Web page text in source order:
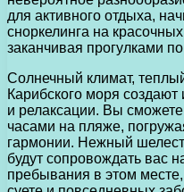
для активного отдыха,
сноркелинга на
заканчивая прогулками
Солнечный климат,
Карибского моря
и релаксации. Вы
часами на пляже,
гармонии. Нежный
будут сопровождать вас
пребывания в этом